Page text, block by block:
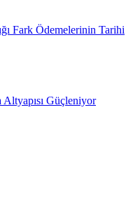
Fark Ödemelerinin Tarihi
Altyapısı Güçleniyor